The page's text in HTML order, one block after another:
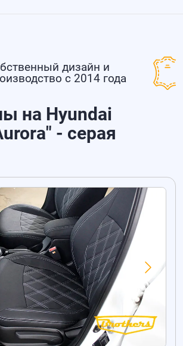
дизайн и
с 2014 года
на Hyundai
- серая